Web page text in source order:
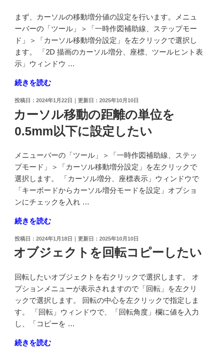
成
し
た
い"
の
ト
ハ
ッ
チ
グ
を
分
削
し
た
い"
の
まず、カーソルの移動増分値の設定を行います。メニュ
ーバーの「ツール」＞「一時作図補助線、ステップモー
ド」＞「カーソル移動増分設定」を左クリックで選択し
ます。 「2D 描画のカーソル増分、座標、ツールヒント表
示」ウィンドウ …
"カ
ソ
ル
位
に
最
も
近
い
リ
ッ
ド
点
オ
ブ
ジ
ェ
ク
ト
続きを読む
投
稿
日:
2024年1月22日 2025年10月10日
カーソル移動の距離の単位を
0.5mm以下に設定したい
メニューバーの「ツール」＞「一時作図補助線、ステッ
プモード」＞「カーソル移動増分設定」を左クリックで
選択します。 「カーソル増分、座標表示」ウィンドウで
「キーボードからカーソル増分モードを設定」オプショ
ンにチェックを入れ …
"カ
ソ
ル
動
の
距
離
の
単
位
続きを読む
投
日:
2024年1月18日 2025年10月10日
オブジェクトを回転コピーしたい
回転したいオブジェクトを右クリックで選択します。 オ
プションメニューが表示されますので「回転」を左クリ
ックで選択します。 回転の中心を左クリックで指定しま
す。 「回転」ウィンドウで、「回転角度」欄に値を入力
し、「コピーを …
"オ
続きを読む